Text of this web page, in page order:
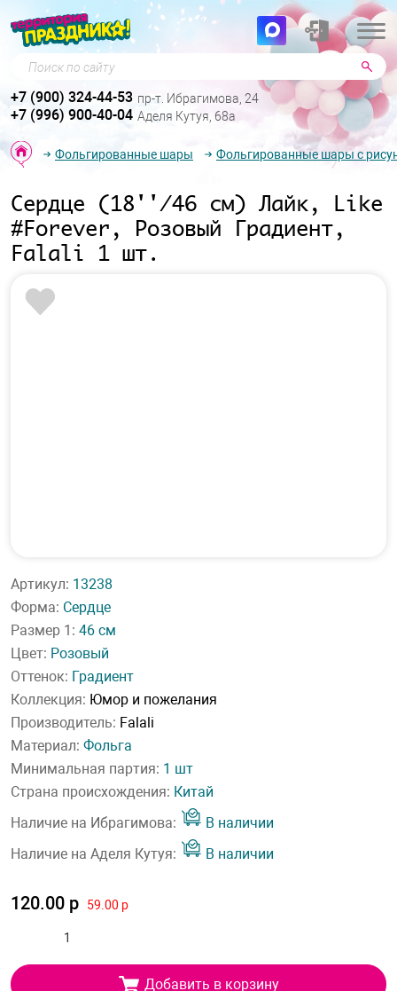
Поиск по сайту
+7 (900) 324-44-53 пр-т. Ибрагимова, 24
+7 (996) 900-40-04 Аделя Кутуя, 68а
Фольгированные шары Фольгированные шары с
Сердце (18''/46 см) Лайк, Like
#Forever, Розовый Градиент,
Falali 1 шт.
Артикул: 13238
Форма: Сердце
Размер 1: 46 см
Цвет: Розовый
Оттенок: Градиент
Коллекция: Юмор и пожелания
Производитель: Falali
Материал: Фольга
Минимальная партия: 1 шт
Страна происхождения: Китай
Наличие на Ибрагимова:
В наличии
Наличие на Аделя Кутуя:
В наличии
120.00 р 59.00 р
Добавить в корзину